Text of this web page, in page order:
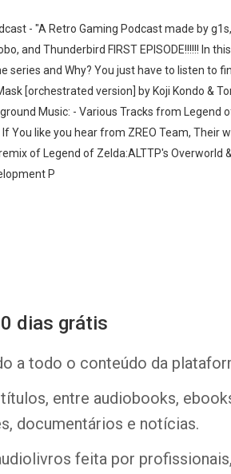
- "A Retro Gaming Podcast made by
and Thunderbird FIRST EPISODE!!!!!! In
series and Why? You just have to listen to
[orchestrated version] by Koji Kondo &
Music: - Various Tracks from
If You like you hear from ZREO Team,
of Legend of Zelda:ALTTP's Overworld
P
dias grátis
a todo o conteúdo da
entre audiobooks,
documentários e notícias.
feita por profissionais,